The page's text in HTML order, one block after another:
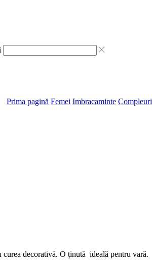
Prima pagină Femei Imbracaminte Compleuri
decorativă. O ținută ideală pentru vară.